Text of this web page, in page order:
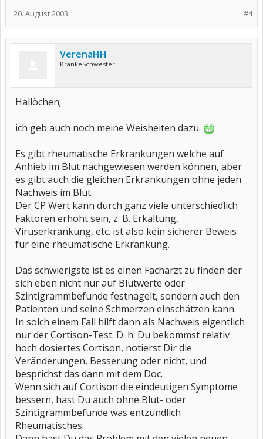
#4
20. August 2003
VerenaHH
KrankeSchwester
Hallöchen;
ich geb auch noch meine Weisheiten dazu.
Es gibt rheumatische Erkrankungen welche auf
Anhieb im Blut nachgewiesen werden können, aber
es gibt auch die gleichen Erkrankungen ohne jeden
Nachweis im Blut.
Der CP Wert kann durch ganz viele unterschiedlich
Faktoren erhöht sein, z. B. Erkältung,
Viruserkrankung, etc. ist also kein sicherer Beweis
für eine rheumatische Erkrankung.
Das schwierigste ist es einen Facharzt zu finden der
sich eben nicht nur auf Blutwerte oder
Szintigrammbefunde festnagelt, sondern auch den
Patienten und seine Schmerzen einschätzen kann.
In solch einem Fall hilft dann als Nachweis eigentlich
nur der Cortison-Test. D. h. Du bekommst relativ
hoch dosiertes Cortison, notierst Dir die
Veränderungen, Besserung oder nicht, und
besprichst das dann mit dem Doc.
Wenn sich auf Cortison die eindeutigen Symptome
bessern, hast Du auch ohne Blut- oder
Szintigrammbefunde was entzündlich
Rheumatisches.